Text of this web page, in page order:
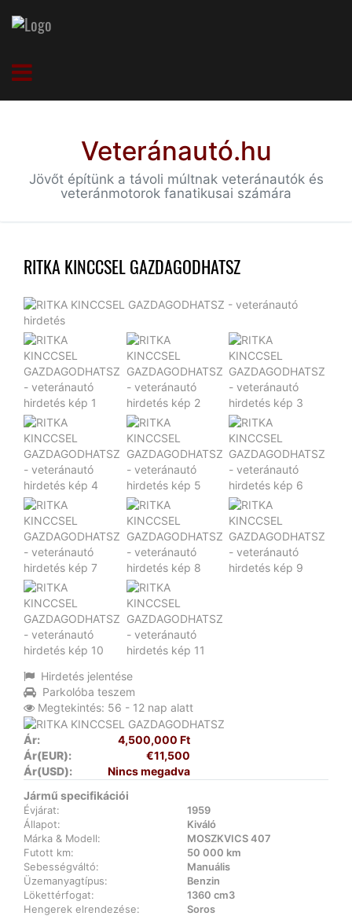
Veteránautó.hu
Jövőt építünk a távoli múltnak veteránautók és
veteránmotorok fanatikusai számára
RITKA KINCCSEL GAZDAGODHATSZ
Hirdetés jelentése
Parkolóba teszem
Megtekintés: 56 - 12 nap alatt
Ár:
4,500,000 Ft
Ár(EUR):
€11,500
Ár(USD):
Nincs megadva
Jármű specifikációi
Évjárat:
1959
Állapot:
Kiváló
Márka & Modell:
MOSZKVICS 407
Futott km:
50 000 km
Sebességváltó:
Manuális
Üzemanyagtípus:
Benzin
Lökettérfogat:
1360 cm3
Hengerek elrendezése:
Soros